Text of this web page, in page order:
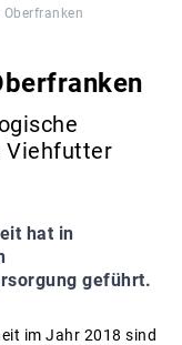
Oberfranken
Viehfutter
hat in
geführt.
im Jahr 2018 sind